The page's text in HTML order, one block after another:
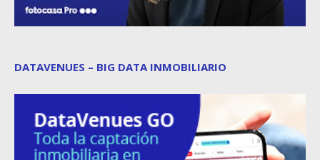
DATAVENUES – BIG DATA INMOBILIARIO